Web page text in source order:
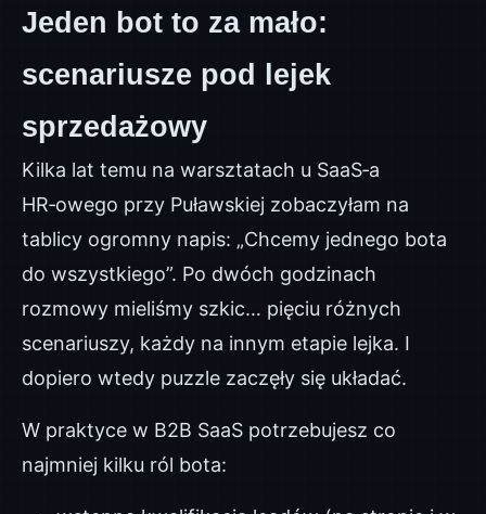
Jeden bot to za mało:
scenariusze pod lejek
sprzedażowy
Kilka lat temu na warsztatach u SaaS‑a
HR‑owego przy Puławskiej zobaczyłam na
tablicy ogromny napis: „Chcemy jednego bota
do wszystkiego”. Po dwóch godzinach
rozmowy mieliśmy szkic… pięciu różnych
scenariuszy, każdy na innym etapie lejka. I
dopiero wtedy puzzle zaczęły się układać.
W praktyce w B2B SaaS potrzebujesz co
najmniej kilku ról bota: